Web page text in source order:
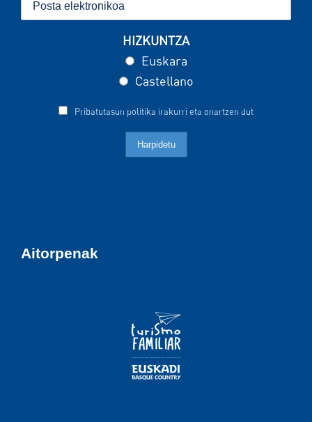
HIZKUNTZA
Euskara
Castellano
Pribatutasun politika irakurri eta onartzen dut
Aitorpenak